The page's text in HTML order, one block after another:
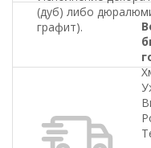
(дуб) либо
графит).